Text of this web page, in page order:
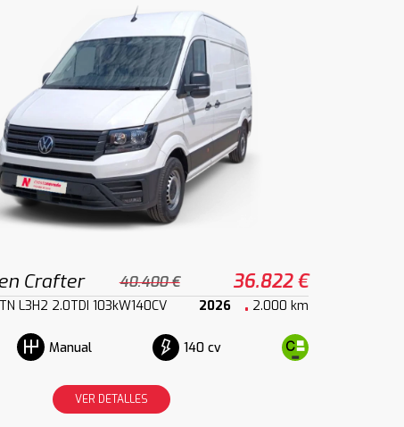
Crafter 40.400 € 36.822 €
L3H2 2.0TDI 103kW140CV 2026 2.000 km
Manual 140 cv
VER DETALLES